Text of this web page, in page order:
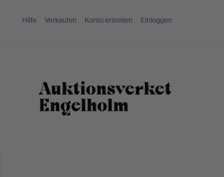
Hilfe Verkaufen Konto erstellen Einloggen